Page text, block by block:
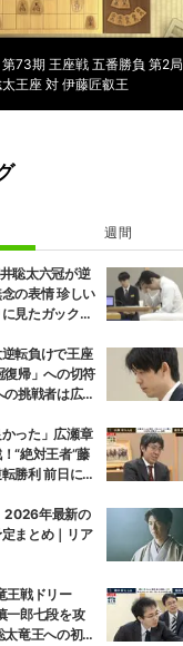
第73期 王座戦 五番勝負 第2局
王座 対 伊藤匠叡王
週間
聡太六冠が逆
の表情 珍しい
見たガック
転負けで王座
復帰」への切符
挑戦者は広瀬
かった」広瀬章
“絶対王者”藤
勝利 前日には
2026年最新の
まとめ｜リア
王戦ドリー
一郎七段を攻
竜王への初挑